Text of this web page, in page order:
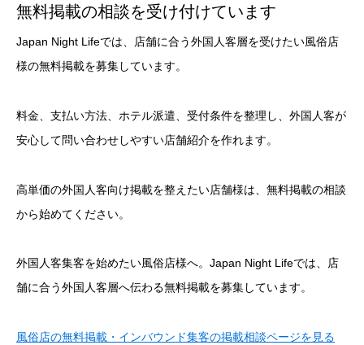
無料掲載の相談を受け付けています
Japan Night Lifeでは、店舗に合う外国人客層を受けたい風俗店
様の無料掲載を募集しています。
料金、支払い方法、ホテル派遣、受付条件を整理し、外国人客が
安心して問い合わせしやすい店舗紹介を作れます。
高単価の外国人客向け掲載を整えたい店舗様は、無料掲載の相談
から始めてください。
外国人客集客を始めたい風俗店様へ。Japan Night Lifeでは、店
舗に合う外国人客層へ伝わる無料掲載を募集しています。
風俗店の無料掲載・インバウンド集客の掲載相談ページを見る